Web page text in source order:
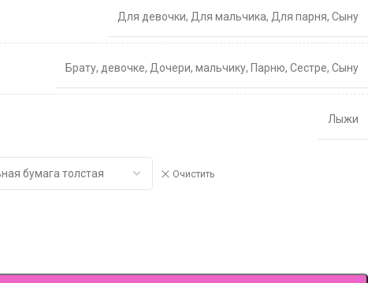
Для девочки, Для мальчика, Для парня, Сыну
Брату, девочке, Дочери, мальчику, Парню, Сестре, Сыну
Лыжи
Очистить